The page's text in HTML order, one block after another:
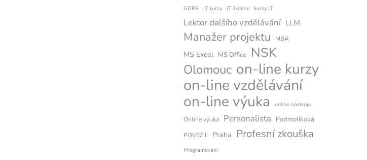
GDPR IT kurzy IT školení kurzy IT
Lektor dalšího vzdělávání LLM
Manažer projektu MBA
MS Excel MS Office NSK
Olomouc on-line kurzy
on-line vzdělávání
on-line výuka online nástroje
Online výuka Personalista Podmolíková
POVEZ II Praha Profesní zkouška
Programování